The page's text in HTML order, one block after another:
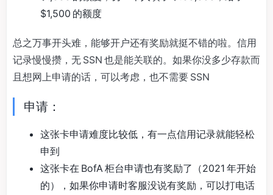
$1,500 的额度
总之万事开头难，能够开户还有奖励就挺不错的啦。信用
记录慢慢攒，无 SSN 也是能关联的。如果你没多少存款而
且想网上申请的话，可以考虑，也不需要 SSN
申请：
这张卡申请难度比较低，有一点信用记录就能轻松
申到
这张卡在 BofA 柜台申请也有奖励了（2021 年开始
的），如果你申请时客服没说有奖励，可以打电话